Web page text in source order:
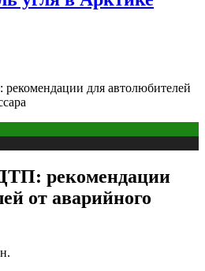
для автолюбителей
рекомендации
от аварийного